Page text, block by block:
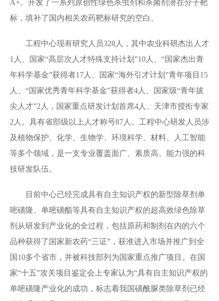
A+。开发了一系列原创性绿色杀虫剂和杀菌剂潜在分子靶
标，填补了国内相关农药靶标研究的空白。
工程中心现有研究人员328 人，其中农业科研杰出人才
1 人、国家“高层次人才特殊支持计划 ”10 人、 “国家杰出青
年科学基金”获得者17 人、国家“海外引才计划 ”青年项目 15
人、 “国家优秀青年科学基金”获得者4 人、国家级“青年拔
尖人才”2 人，国家重点研发计划首席4 人、天津市授衔专家
2 人。具有省部级以上人才称号87 人。工程中心研发人员涉
及植物保护、化学、生物学、环境科学、材料、人工智能
等多个领域，是一支专业覆盖面广、素质高、能力强的科
技研发队伍。
目前中心已经完成具有自主知识产权的新型除草剂单
嘧磺隆、单嘧磺酯等具有自主知识产权的超高效绿色除草
剂从研发到产业化的全过程，包括原药和制剂在内的六个
品种获得了国家新农药“三证”，获准进入市场并推广到全
国 10多个省市，并被科技部列为国家重点推广项目。在国
家“十五”攻关项目鉴定会上专家认为“具有自主知识产权的
单嘧磺隆产业化的成功，标志着我国磺酰脲类除草剂已经